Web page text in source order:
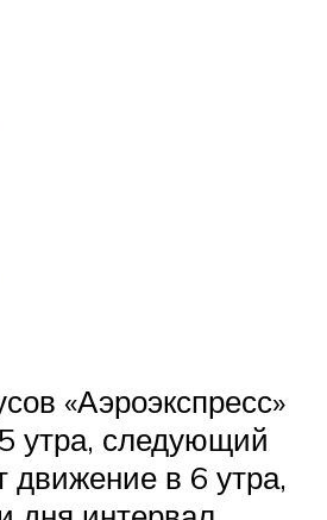
«Аэроэкспресс»
утра, следующий
движение в 6 утра,